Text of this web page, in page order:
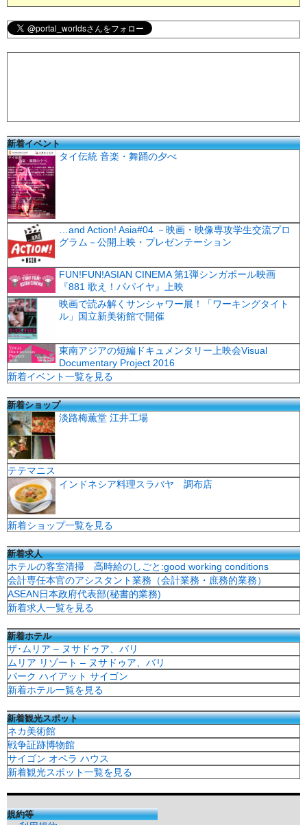
新着イベント
タイ伝統 音楽・舞踊の夕べ
…and Action! Asia#04 －映画・映像専攻学生交流プロ
グラム－公開上映・プレゼンテーション
FUN!FUN!ASIAN CINEMA 第1弾シンガポール映画
『881 歌え！パパイヤ』上映
映画で読み解くサンシャワー展！「ワーキングタイト
ル」国立新美術館で開催
東南アジアの短編ドキュメンタリー上映会Visual
Documentary Project 2016
新着イベント一覧を見る
新着ショップ
淡路梅薫堂 江井工場
テテマニス
インドネシア料理スラバヤ 調布店
新着ショップ一覧を見る
新着求人
ホテルの客室清掃 高時給のしごと:good working conditions
会計専任本官のアシスタント業務（会計業務・庶務的業務）
ASEAN日本政府代表部(秘書的業務)
新着求人一覧を見る
新着ホテル
ザ･ムリア – ヌサドゥア、バリ
ムリア リゾート – ヌサドゥア、バリ
パーク ハイアット サイゴン
新着ホテル一覧を見る
新着観光スポット
ネカ美術館
戦争証跡博物館
サイゴン オペラ ハウス
新着観光スポット一覧を見る
規約等